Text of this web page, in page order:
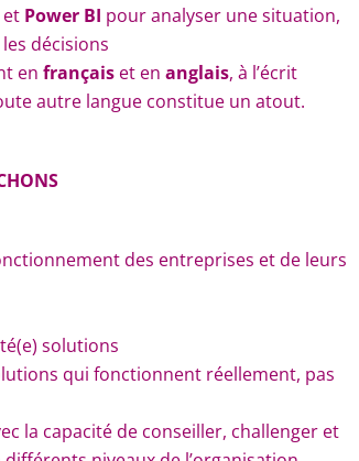
et Power BI pour analyser une situation,
décisions
en français et en anglais, à l’écrit
autre langue constitue un atout.
des entreprises et de leurs
solutions
qui fonctionnent réellement, pas
la capacité de conseiller, challenger et